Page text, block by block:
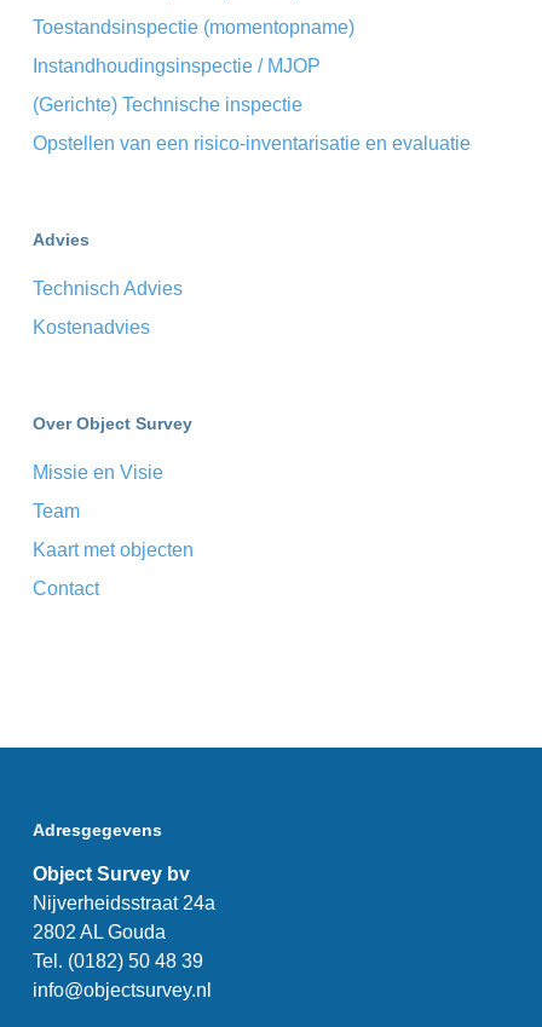
Toestandsinspectie (momentopname)
Instandhoudingsinspectie / MJOP
(Gerichte) Technische inspectie
Opstellen van een risico-inventarisatie en evaluatie
Advies
Technisch Advies
Kostenadvies
Over Object Survey
Missie en Visie
Team
Kaart met objecten
Contact
Adresgegevens
Object Survey bv
Nijverheidsstraat 24a
2802 AL Gouda
Tel. (0182) 50 48 39
info@objectsurvey.nl